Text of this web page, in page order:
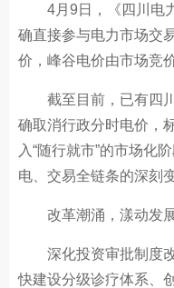
4月9日，《四川电力
确直接参与电力市场交
价，峰谷电价由市场竞
截至目前，已有四川
确取消行政分时电价，
入“随行就市”的市场化
电、交易全链条的深刻
改革潮涌，漾动发展“
深化投资审批制度改
快建设分级诊疗体系、